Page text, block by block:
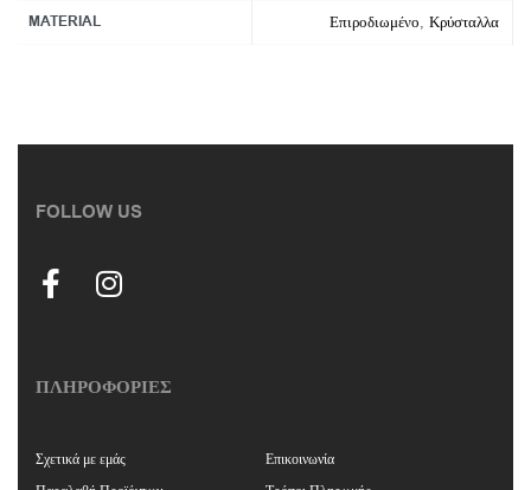
MATERIAL Επιροδιωμένο, Κρύσταλλα
FOLLOW US
ΠΛΗΡΟΦΟΡΙΕΣ
Σχετικά με εμάς
Επικοινωνία